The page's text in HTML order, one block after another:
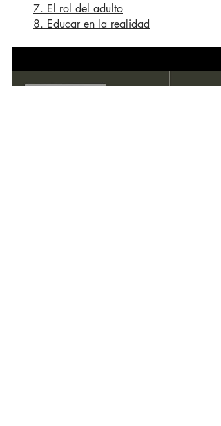
7. El rol del adulto
8. Educar en la realidad